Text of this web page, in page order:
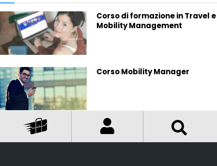
Corso di formazione in Travel e
Mobility Management
Corso Mobility Manager